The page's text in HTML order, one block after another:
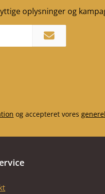
oplysninger og
og accepteret vores